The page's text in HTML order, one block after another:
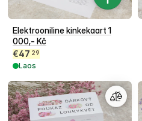
Elektrooniline kinkekaart 1
000,- Kč
€47 29
Laos